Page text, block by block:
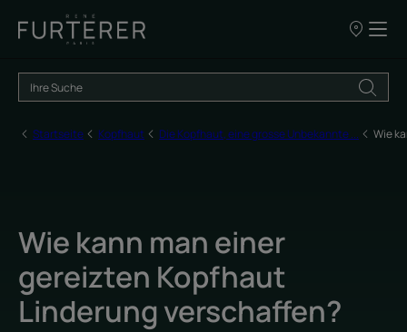
UNSERE
Startseite Kopfhaut Die Kopfhaut, eine grosse Unbekannte ... Wie
Wie kann man einer
gereizten Kopfhaut
Linderung verschaffen?